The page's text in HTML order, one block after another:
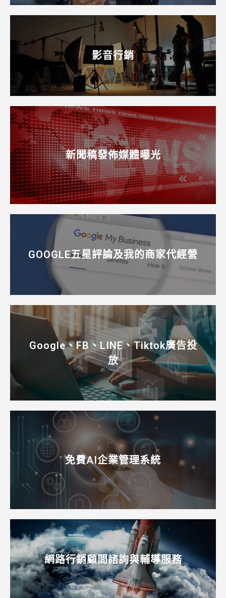
影音行銷
新聞稿發佈媒體曝光
GOOGLE五星評論及我的商家代經營
Google、FB、LINE、Tiktok廣告投
放
免費AI企業管理系統
網路行銷顧問諮詢與輔導服務